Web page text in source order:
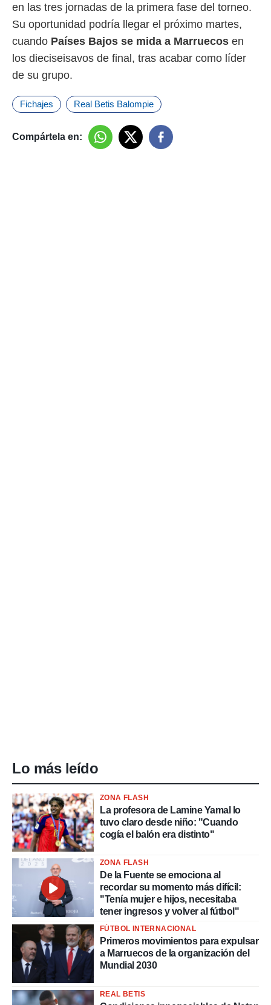
en las tres jornadas de la primera fase del torneo.
Su oportunidad podría llegar el próximo martes,
cuando Países Bajos se mida a Marruecos en
los dieciseisavos de final, tras acabar como líder
de su grupo.
Fichajes Real Betis Balompie
Compártela en:
Lo más leído
ZONA FLASH
La profesora de Lamine Yamal lo
tuvo claro desde niño: "Cuando
cogía el balón era distinto"
ZONA FLASH
De la Fuente se emociona al
recordar su momento más difícil:
"Tenía mujer e hijos, necesitaba
tener ingresos y volver al fútbol"
FÚTBOL INTERNACIONAL
Primeros movimientos para expulsar
a Marruecos de la organización del
Mundial 2030
REAL BETIS